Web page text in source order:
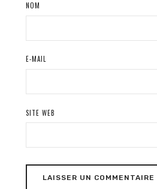
NOM
E-MAIL
SITE WEB